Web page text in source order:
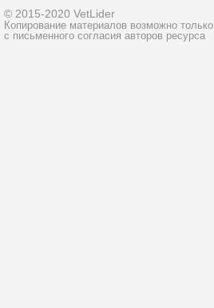
© 2015-2020 VetLider
Копирование материалов возможно только
с письменного согласия авторов ресурса